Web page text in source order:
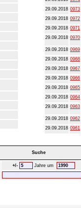
29.09.2018 0973
29.09.2018 0972
29.09.2018 0971
29.09.2018 0970
29.09.2018 0969
29.09.2018 0968
29.09.2018 0967
29.09.2018 0966
29.09.2018 0965
29.09.2018 0964
29.09.2018 0963
29.09.2018 0962
29.09.2018 0961
Suche
+/-
Jahre um